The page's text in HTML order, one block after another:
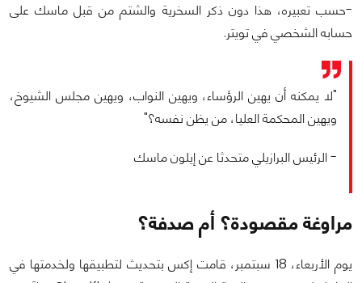
-حسب تعبيره، هذا دون ذكر السخرية والشتم من قبل ماسك على
حسابه الشخصي في تويتر.
"لا يمكنه أن يهين الرؤساء، ويهين النواب، ويهين مجلس الشيوخ،
ويهين المحكمة العليا، من يظن نفسه؟"
- الرئيس البرازيلي متحدثا عن إيلون ماسك
مراوغة مقصودة؟ أم صدفة؟
يوم الأربعاء، 18 سبتمبر، قامت إكس بتحديث لتطبيقها ولخدمتها في